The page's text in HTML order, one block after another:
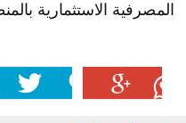
المصرفية الاستثمارية